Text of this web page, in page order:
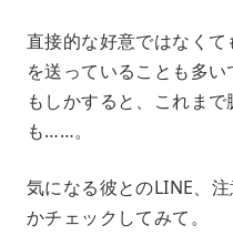
直接的な好意ではなくて
を送っていることも多い
もしかすると、これま
も……。
気になる彼とのLINE、
かチェックしてみて。